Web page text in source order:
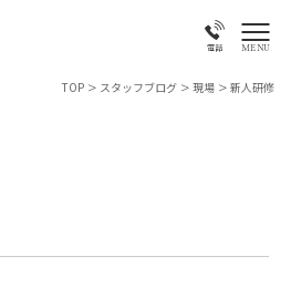
電話 MENU
TOP > スタッフブログ > 現場 > 新人研修